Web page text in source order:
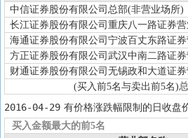
中信证券股份有限公司总部(非营业场所)
长江证券股份有限公司重庆八一路证券营
海通证券股份有限公司宁波百丈东路证
方正证券股份有限公司武汉中南二路证
财通证券股份有限公司无锡政和大道证
(买入前5名与卖出前5名)
2016-04-29 有价格涨跌幅限制的日收盘
买入金额最大的前5名